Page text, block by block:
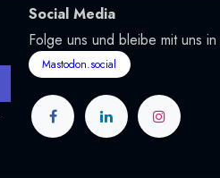
Social Media
Folge uns und bleibe mit uns in
Mastodon.social